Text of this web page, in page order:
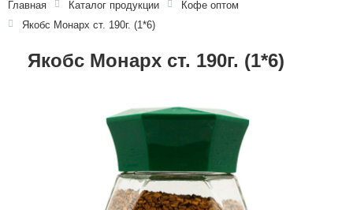
Главная Каталог продукции
Кофе оптом
Якобс Монарх ст. 190г. (1*6)
Якобс Монарх ст. 190г. (1*6)